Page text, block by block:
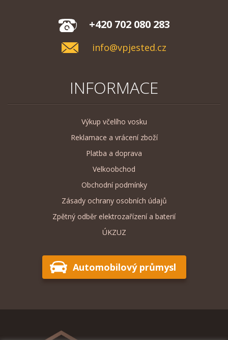
+420 702 080 283
info@vpjested.cz
INFORMACE
Výkup včelího vosku
Reklamace a vrácení zboží
Platba a doprava
Velkoobchod
Obchodní podmínky
Zásady ochrany osobních údajů
Zpětný odběr elektrozařízení a baterií
ÚKZUZ
Automobilový průmysl